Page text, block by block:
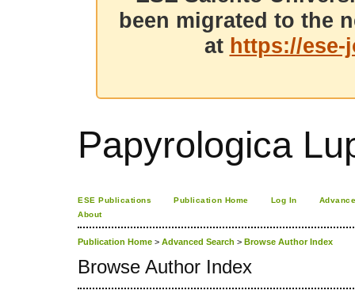
been migrated to the
at https://
Papyrologica
ESE Publications Publication Home Log In
About
Publication Home > Advanced Search > Browse Author Index
Browse Author Index